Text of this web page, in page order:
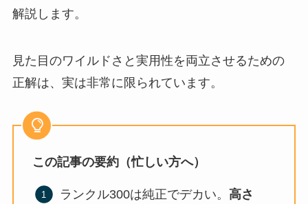
解説します。
見た目のワイルドさと実用性を両立させるための
正解は、実は非常に限られています。
この記事の要約（忙しい方へ）
ランクル300は純正でデカい。高さ